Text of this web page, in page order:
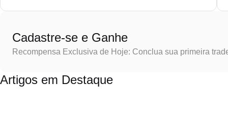
Cadastre-se e Ganhe
Recompensa Exclusiva de Hoje: Conclua sua primeira
Artigos em Destaque